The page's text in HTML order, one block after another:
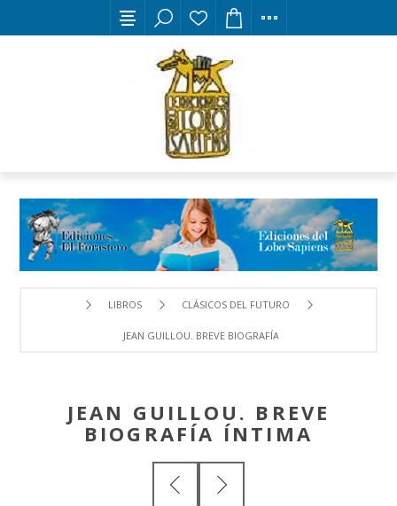
LIBROS CLÁSICOS DEL FUTURO
JEAN GUILLOU. BREVE BIOGRAFÍA ÍNTIMA
JEAN GUILLOU. BREVE
BIOGRAFÍA ÍNTIMA